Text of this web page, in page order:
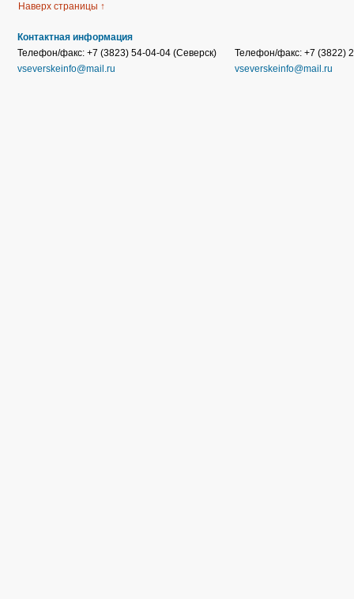
Наверх страницы ↑
Контактная информация
Телефон/факс: +7 (3823) 54-04-04 (Северск)
vseverskeinfo@mail.ru
Телефон/факс: +7 (3822)
vseverskeinfo@mail.ru